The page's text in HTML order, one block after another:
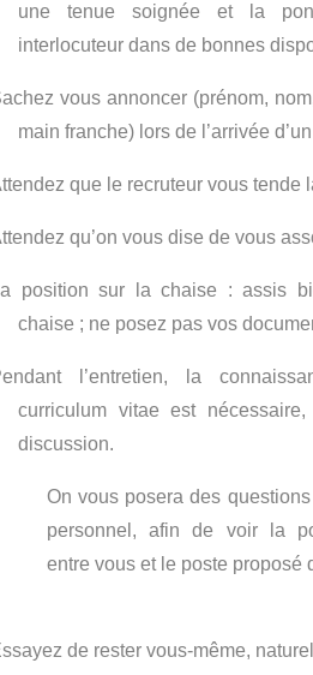
une tenue soignée et la
interlocuteur dans de bonnes
vous annoncer (prénom,
main franche) lors de l’arrivée
que le recruteur vous tende
qu’on vous dise de vous
position sur la chaise : assis
chaise ; ne posez pas vos
l’entretien, la
curriculum vitae est
discussion.
On vous posera des
personnel, afin de voir la
entre vous et le poste proposé
de rester vous-même,